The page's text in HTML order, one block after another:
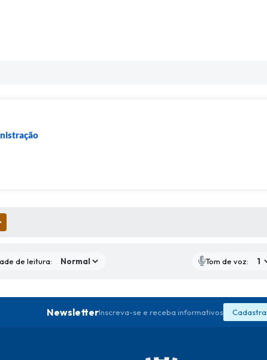
de leitura: Tom de voz:
NewsletterInscreva-se e receba informativos